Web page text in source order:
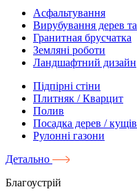
Асфальтування
Вирубування дерев
Гранитная брусчатка
Земляні роботи
Ландшафтний дизайн
Підпірні стіни
Плитняк / Кварцит
Полив
Посадка дерев / кущів
Рулонні газони
Детально
Благоустрій